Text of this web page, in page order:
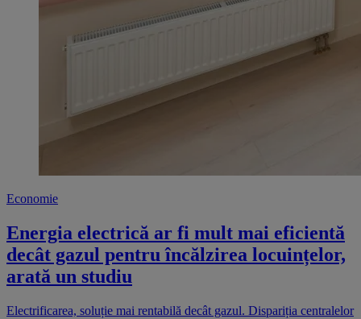
Economie
Energia electrică ar fi mult mai eficientă
decât gazul pentru încălzirea locuințelor,
arată un studiu
Electrificarea, soluție mai rentabilă decât gazul. Dispariția centralelor